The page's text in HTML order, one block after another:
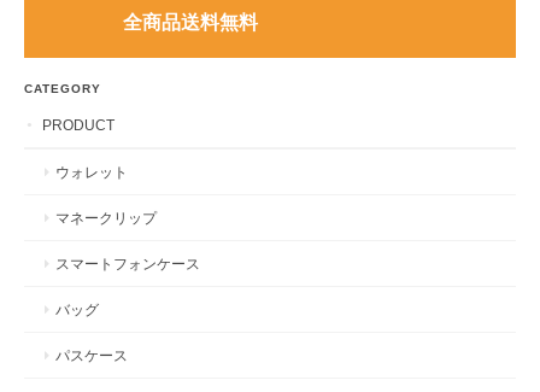
全商品送料無料
CATEGORY
PRODUCT
ウォレット
マネークリップ
スマートフォンケース
バッグ
パスケース